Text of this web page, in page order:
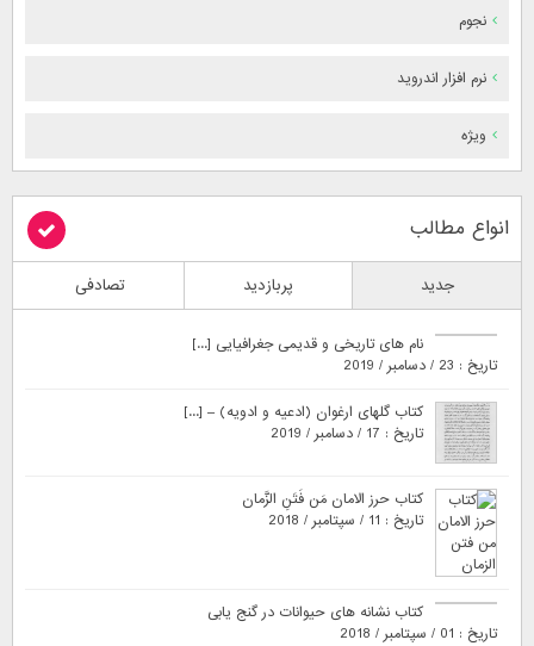
نجوم
نرم افزار اندروید
ویژه
انواع مطالب
جدید پربازدید تصادفی
نام های تاریخی و قدیمی جغرافیایی [...]
تاریخ : 23 / دسامبر / 2019
کتاب گلهای ارغوان (ادعیه و ادویه) – [...]
تاریخ : 17 / دسامبر / 2019
کتاب حرز الامان مَن فَتَنِ الزَّمان
تاریخ : 11 / سپتامبر / 2018
کتاب نشانه های حیوانات در گنج یابی
تاریخ : 01 / سپتامبر / 2018